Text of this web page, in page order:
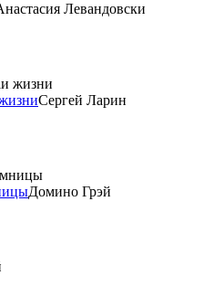
Левандовски
Сергей Ларин
Домино Грэй